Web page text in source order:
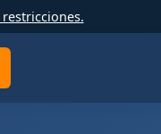
restricciones.